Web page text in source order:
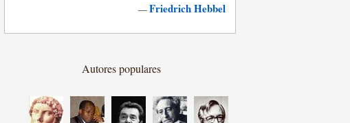
—Friedrich Hebbel
Autores populares